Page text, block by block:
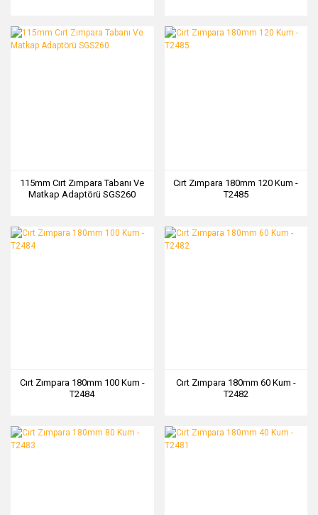
115mm Cırt Zımpara Tabanı Ve
Matkap Adaptörü SGS260
Cırt Zımpara 180mm 120 Kum -
T2485
Cırt Zımpara 180mm 100 Kum -
T2484
Cırt Zımpara 180mm 60 Kum -
T2482